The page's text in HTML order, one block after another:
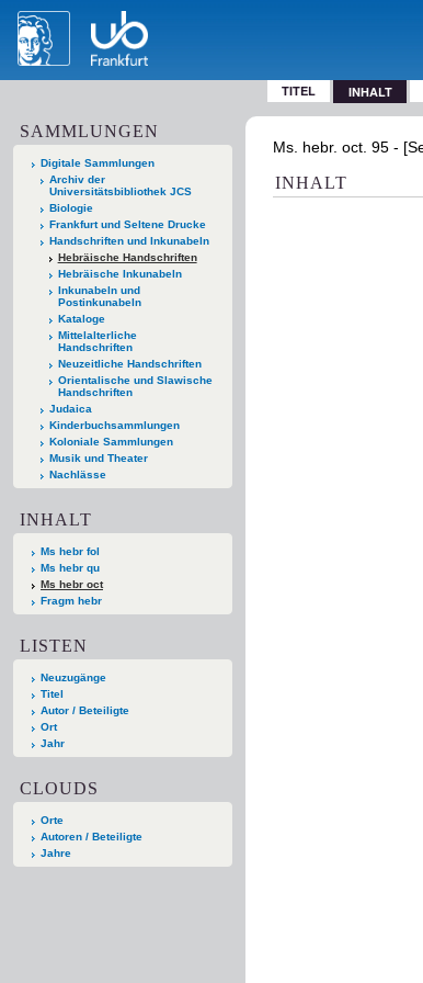
TITEL INHALT
SAMMLUNGEN
Digitale Sammlungen
Archiv der
Universitätsbibliothek JCS
Biologie
Frankfurt und Seltene Drucke
Handschriften und Inkunabeln
Hebräische Handschriften
Hebräische Inkunabeln
Inkunabeln und
Postinkunabeln
Kataloge
Mittelalterliche
Handschriften
Neuzeitliche Handschriften
Orientalische und Slawische
Handschriften
Judaica
Kinderbuchsammlungen
Koloniale Sammlungen
Musik und Theater
Nachlässe
INHALT
Ms hebr fol
Ms hebr qu
Ms hebr oct
Fragm hebr
LISTEN
Neuzugänge
Titel
Autor / Beteiligte
Ort
Jahr
CLOUDS
Orte
Autoren / Beteiligte
Jahre
INHALT